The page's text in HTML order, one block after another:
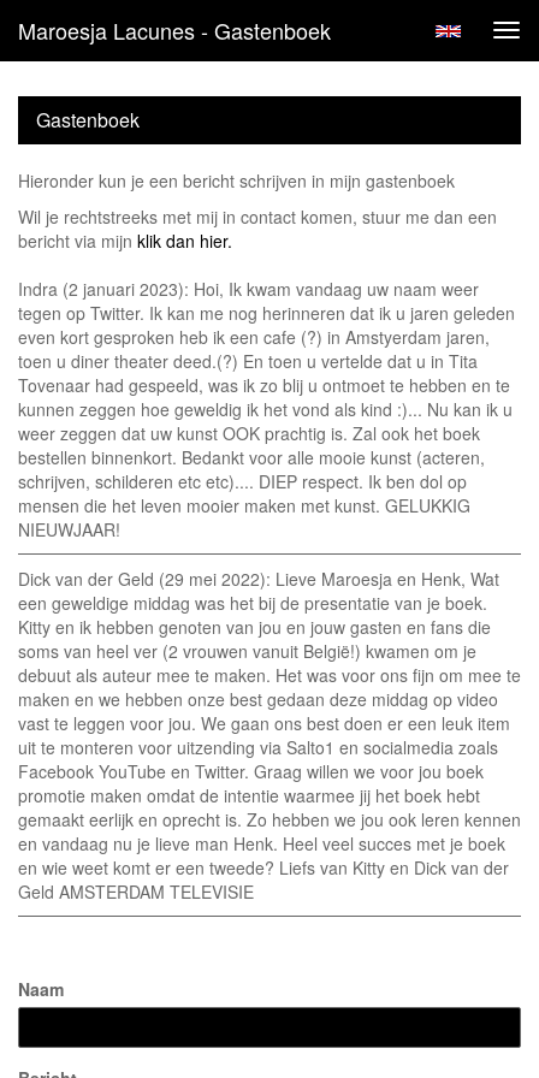
Maroesja Lacunes - Gastenboek
Gastenboek
Hieronder kun je een bericht schrijven in mijn gastenboek
Wil je rechtstreeks met mij in contact komen, stuur me dan een
bericht via mijn klik dan hier.
Indra (2 januari 2023): Hoi, Ik kwam vandaag uw naam weer
tegen op Twitter. Ik kan me nog herinneren dat ik u jaren geleden
even kort gesproken heb ik een cafe (?) in Amstyerdam jaren,
toen u diner theater deed.(?) En toen u vertelde dat u in Tita
Tovenaar had gespeeld, was ik zo blij u ontmoet te hebben en te
kunnen zeggen hoe geweldig ik het vond als kind :)... Nu kan ik u
weer zeggen dat uw kunst OOK prachtig is. Zal ook het boek
bestellen binnenkort. Bedankt voor alle mooie kunst (acteren,
schrijven, schilderen etc etc).... DIEP respect. Ik ben dol op
mensen die het leven mooier maken met kunst. GELUKKIG
NIEUWJAAR!
Dick van der Geld (29 mei 2022): Lieve Maroesja en Henk, Wat
een geweldige middag was het bij de presentatie van je boek.
Kitty en ik hebben genoten van jou en jouw gasten en fans die
soms van heel ver (2 vrouwen vanuit België!) kwamen om je
debuut als auteur mee te maken. Het was voor ons fijn om mee te
maken en we hebben onze best gedaan deze middag op video
vast te leggen voor jou. We gaan ons best doen er een leuk item
uit te monteren voor uitzending via Salto1 en socialmedia zoals
Facebook YouTube en Twitter. Graag willen we voor jou boek
promotie maken omdat de intentie waarmee jij het boek hebt
gemaakt eerlijk en oprecht is. Zo hebben we jou ook leren kennen
en vandaag nu je lieve man Henk. Heel veel succes met je boek
en wie weet komt er een tweede? Liefs van Kitty en Dick van der
Geld AMSTERDAM TELEVISIE
Naam